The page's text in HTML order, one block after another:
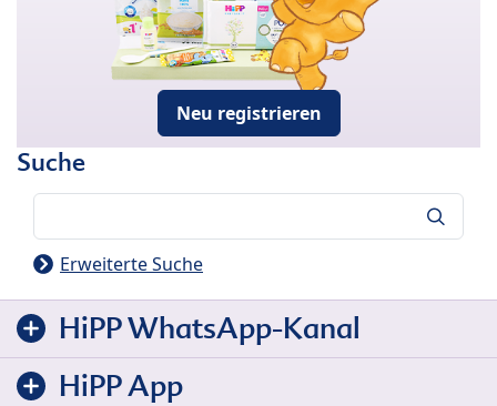
Neu registrieren
Suche
Erweiterte Suche
HiPP WhatsApp-Kanal
HiPP App